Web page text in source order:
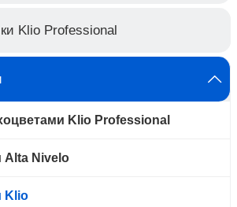
Klio Professional
Klio Professional
Alta Nivelo
Klio